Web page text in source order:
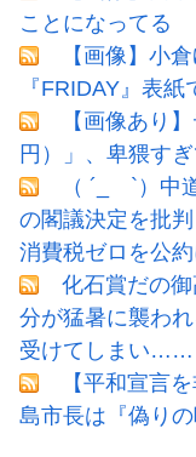
ことになってる
【画像】小
『FRIDAY』表
【画像あり
円）」、卑猥す
（ ´_ゝ`）
の閣議決定を批
消費税ゼロを公
化石賞だの
分が猛暑に襲わ
受けてしまい……
【平和宣言
島市長は『偽り